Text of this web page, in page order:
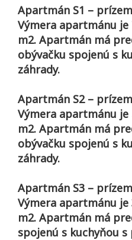
Apartmán S1 –
Výmera apartmánu je
m2. Apartmán má
obývačku spojenú s
záhrady.
Apartmán S2 –
Výmera apartmánu je
m2. Apartmán má
obývačku spojenú s
záhrady.
Apartmán S3 –
Výmera apartmánu je
m2. Apartmán má
spojenú s kuchyňou